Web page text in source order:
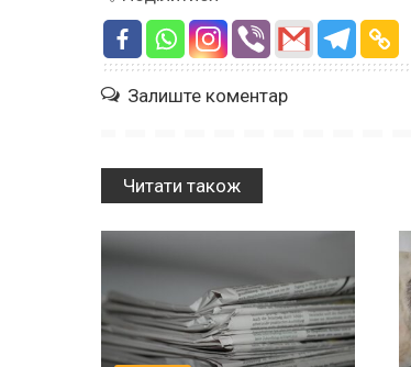
Залиште коментар
Читати також